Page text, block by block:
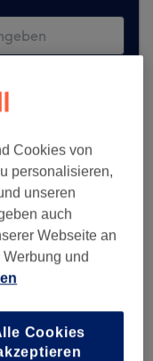
Cookies von
personalisieren,
unseren
auch
Webseite an
und
Cookies